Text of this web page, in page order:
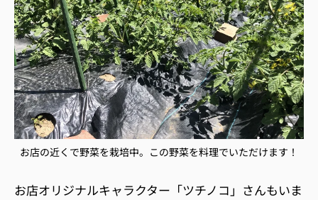
お店の近くで野菜を栽培中。この野菜を料理でいただけます！
お店オリジナルキャラクター「ツチノコ」さんもいま